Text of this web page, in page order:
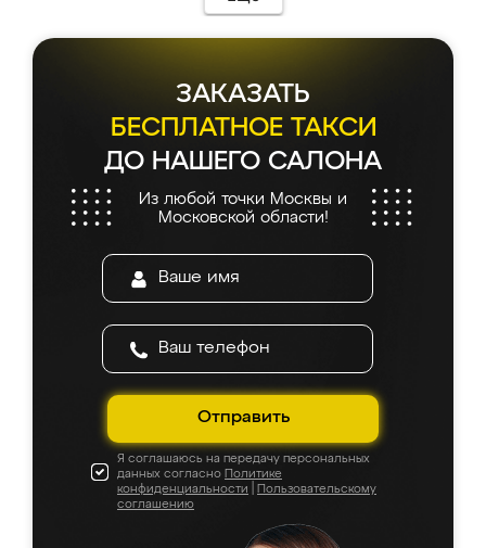
ЗАКАЗАТЬ
БЕСПЛАТНОЕ ТАКСИ
ДО НАШЕГО САЛОНА
Из любой точки Москвы и
Московской области!
Отправить
Я соглашаюсь на передачу персональных
данных согласно Политике
конфиденциальности
Пользовательскому
соглашению